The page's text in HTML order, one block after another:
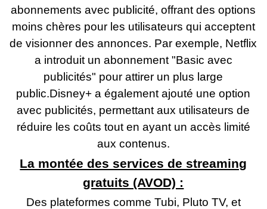
abonnements avec publicité, offrant des options
moins chères pour les utilisateurs qui acceptent
de visionner des annonces. Par exemple, Netflix
a introduit un abonnement "Basic avec
publicités" pour attirer un plus large
public.Disney+ a également ajouté une option
avec publicités, permettant aux utilisateurs de
réduire les coûts tout en ayant un accès limité
aux contenus.
La montée des services de streaming
gratuits (AVOD) :
Des plateformes comme Tubi, Pluto TV, et